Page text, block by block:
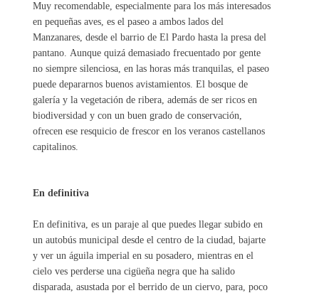
Muy recomendable, especialmente para los más interesados
en pequeñas aves, es el paseo a ambos lados del
Manzanares, desde el barrio de El Pardo hasta la presa del
pantano. Aunque quizá demasiado frecuentado por gente
no siempre silenciosa, en las horas más tranquilas, el paseo
puede depararnos buenos avistamientos. El bosque de
galería y la vegetación de ribera, además de ser ricos en
biodiversidad y con un buen grado de conservación,
ofrecen ese resquicio de frescor en los veranos castellanos
capitalinos.
En definitiva
En definitiva, es un paraje al que puedes llegar subido en
un autobús municipal desde el centro de la ciudad, bajarte
y ver un águila imperial en su posadero, mientras en el
cielo ves perderse una cigüeña negra que ha salido
disparada, asustada por el berrido de un ciervo, para, poco